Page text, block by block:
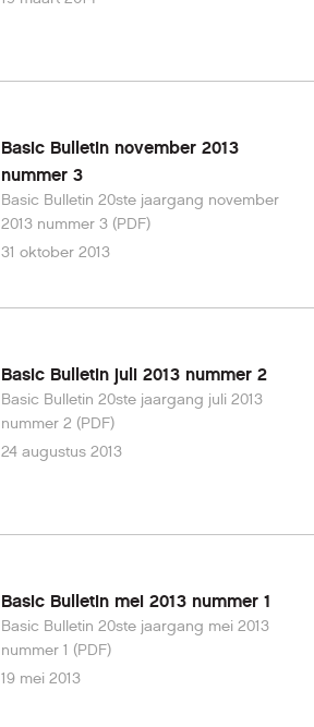
Basic Bulletin november 2013
nummer 3
Basic Bulletin 20ste jaargang november
31 oktober 2013
Basic Bulletin juli 2013 nummer 2
Basic Bulletin 20ste jaargang juli 2013
nummer 2 (PDF)
24 augustus 2013
Basic Bulletin mei 2013 nummer 1
Basic Bulletin 20ste jaargang mei 2013
nummer 1 (PDF)
19 mei 2013